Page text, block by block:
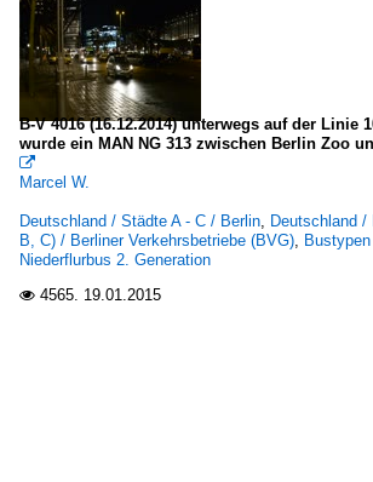
B-V 4016 (16.12.2014) unterwegs auf der Linie
wurde ein MAN NG 313 zwischen Berlin Zoo

Marcel W.
Deutschland / Städte A - C / Berlin, Deutschland /
B, C) / Berliner Verkehrsbetriebe (BVG),
Niederflurbus 2. Generation
 4565. 19.01.2015